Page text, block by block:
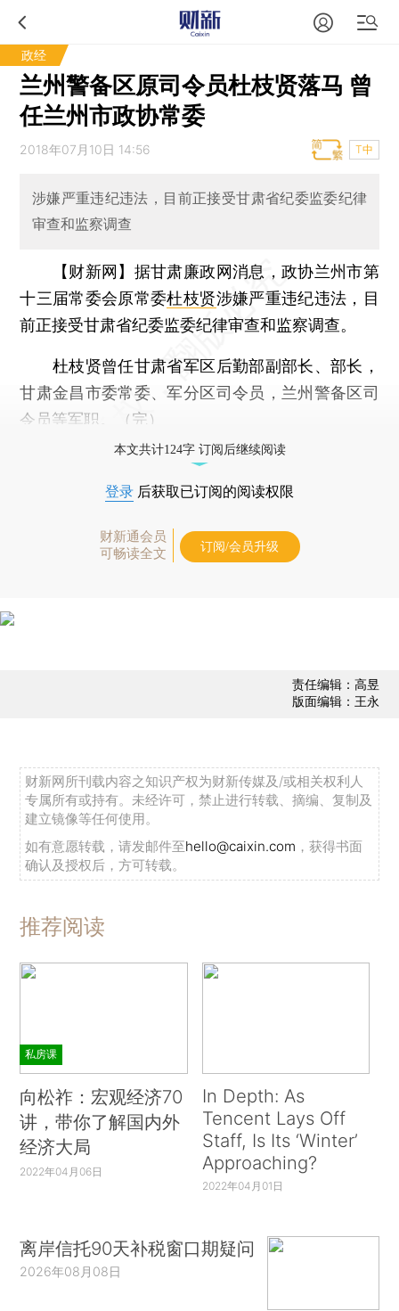
政经
兰州警备区原司令员杜枝贤落马 曾
任兰州市政协常委
2018年07月10日 14:56 T中
涉嫌严重违纪违法，目前正接受甘肃省纪委监委纪律
审查和监察调查
【财新网】 据甘肃廉政网消息，政协兰州市第
十三届常委会原常委杜枝贤涉嫌严重违纪违法，目
前正接受甘肃省纪委监委纪律审查和监察调查。
杜枝贤曾任甘肃省军区后勤部副部长、部长，
甘肃金昌市委常委、军分区司令员，兰州警备区司
令员等军职。（完）
本文共计124字 订阅后继续阅读
登录 后获取已订阅的阅读权限
财新通会员
可畅读全文
订阅/会员升级
责任编辑：高昱
版面编辑：王永
财新网所刊载内容之知识产权为财新传媒及/或相关权利人
专属所有或持有。未经许可，禁止进行转载、摘编、复制及
建立镜像等任何使用。
如有意愿转载，请发邮件至hello@caixin.com ，获得书面
确认及授权后，方可转载。
推荐阅读
私房课
向松祚：宏观经济70
讲，带你了解国内外
经济大局
2022年04月06日
In Depth: As
Tencent Lays Off
Staff, Is Its ‘Winter’
Approaching?
2022年04月01日
离岸信托90天补税窗口期疑问
2026年08月08日